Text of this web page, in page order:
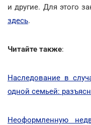
и другие. Для этого
здесь.
Читайте также:
Наследование в
одной семьей:
Неоформленную